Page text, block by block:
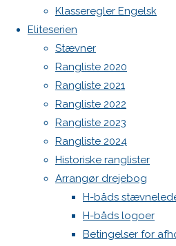
Klasseregler Engelsk
Eliteserien
Stævner
Rangliste 2020
Rangliste 2021
Rangliste 2022
Rangliste 2023
Rangliste 2024
Historiske ranglister
Arrangør drejebog
H-båds
H-båds logoer
Betingelser for
Previous
image
Next
image
Skriv
et
svar
WordPress.org